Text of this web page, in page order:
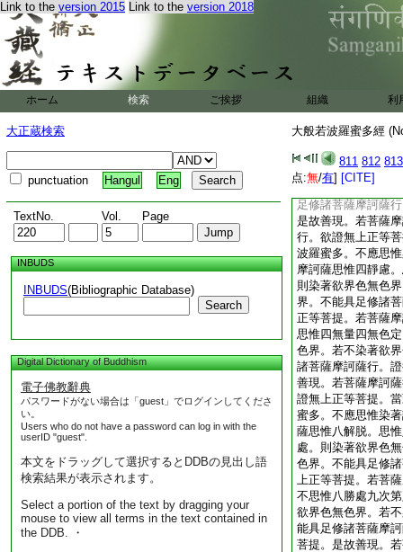
Link to the version 2015 Link to the version 2018
ホーム 検索 ご挨拶 組織 利
大正蔵検索
punctuation Hangul Eng
TextNo. Vol. Page
INBUDS
INBUDS(Bibliographic Database)
Search
Digital Dictionary of Buddhism
電子佛教辭典
パスワードがない場合は「guest」でログインしてくださ
い。
Users who do not have a password can log in with the
userID "guest".
本文をドラッグして選択するとDDBの見出し語
検索結果が表示されます。
Select a portion of the text by dragging your
mouse to view all terms in the text contained in
the DDB. ・
大般若波羅蜜多經
811 812 813
点:無/有] [CITE]
薩不思惟眞如。不
則不染著欲界色無
無色界。則能具足
無上正等菩提。是
修學甚深般若波羅
法。善現。若菩薩
滅道聖諦。則染著
界色無色界。不能
證得無上正等菩提
苦聖諦。不思惟集
色無色界。若不染
足修諸菩薩摩訶薩
是故善現。若菩薩
行。欲證無上正等
波羅蜜多。不應思
摩訶薩思惟四靜慮
則染著欲界色無色
界。不能具足修諸
正等菩提。若菩薩
思惟四無量四無色
色界。若不染著欲
諸菩薩摩訶薩行。
善現。若菩薩摩訶
證無上正等菩提。
蜜多。不應思惟染
薩思惟八解脱。思
處。則染著欲界色
色界。不能具足修
上正等菩提。若菩
不思惟八勝處九次
欲界色無色界。若
能具足修諸菩薩摩
菩提。是故善現。